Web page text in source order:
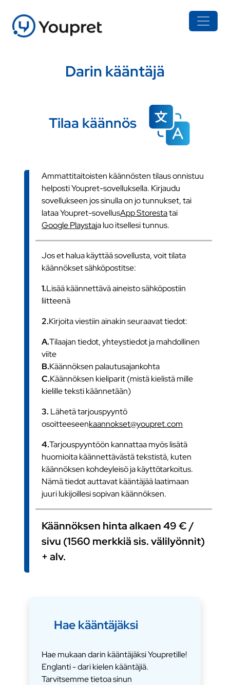
Darin kääntäjä
Tilaa käännös
Ammattitaitoisten käännösten tilaus onnistuu
helposti Youpret-sovelluksella. Kirjaudu
sovellukseen jos sinulla on jo tunnukset, tai
lataa Youpret-sovellusApp Storestatai
Google Playstaja luo itsellesi tunnus.
Jos et halua käyttää sovellusta, voit tilata
käännökset sähköpostitse:
1.Lisää käännettävä aineisto sähköpostiin
liitteenä
2.Kirjoita viestiin ainakin seuraavat tiedot:
A.Tilaajan tiedot, yhteystiedot ja mahdollinen
viite
B.Käännöksen palautusajankohta
C.Käännöksen kieliparit (mistä kielistä mille
kielille teksti käännetään)
3. Lähetä tarjouspyyntö
osoitteeseenkaannokset@youpret.com
4.Tarjouspyyntöön kannattaa myös lisätä
huomioita käännettävästä tekstistä, kuten
käännöksen kohdeyleisö ja käyttötarkoitus.
Nämä tiedot auttavat kääntäjää laatimaan
juuri lukijoillesi sopivan käännöksen.
Käännöksen hinta alkaen 49 € /
sivu (1560 merkkiä sis. välilyönnit)
+ alv.
Hae kääntäjäksi
Hae mukaan darin kääntäjäksi Youpretille!
Englanti - dari kielen kääntäjiä.
Tarvitsemme tietoa sinun